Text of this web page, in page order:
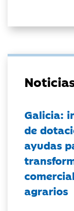
Galicia:
de
ayudas
agrarios